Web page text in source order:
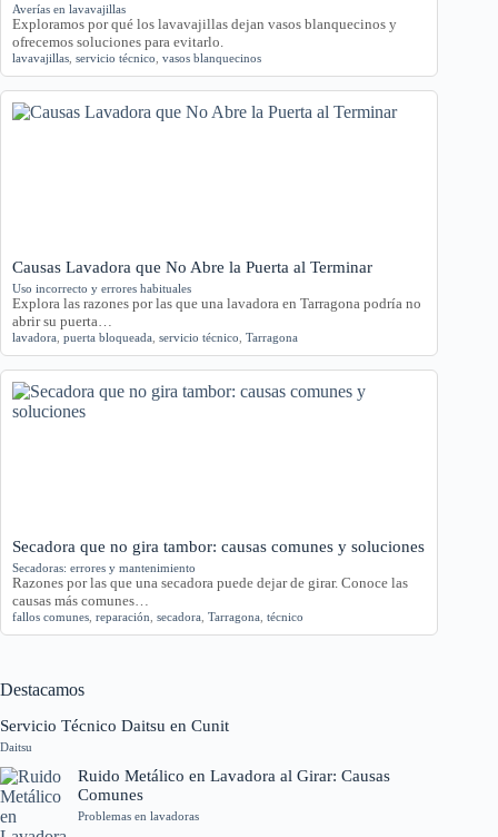
Averías en lavavajillas
Exploramos por qué los lavavajillas dejan vasos blanquecinos y
ofrecemos soluciones para evitarlo.
lavavajillas servicio técnico vasos blanquecinos
Causas Lavadora que No Abre la Puerta al Terminar
Uso incorrecto y errores habituales
Explora las razones por las que una lavadora en Tarragona podría no
abrir su puerta…
lavadora puerta bloqueada servicio técnico Tarragona
Secadora que no gira tambor: causas comunes y soluciones
Secadoras: errores y mantenimiento
Razones por las que una secadora puede dejar de girar. Conoce las
causas más comunes…
fallos comunes reparación secadora Tarragona técnico
Destacamos
Servicio Técnico Daitsu en Cunit
Daitsu
Ruido Metálico en Lavadora al Girar: Causas
Comunes
Problemas en lavadoras